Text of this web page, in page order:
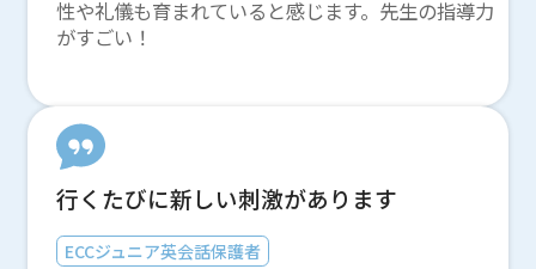
性や礼儀も育まれていると感じます。先生の指導力
がすごい！
行くたびに新しい刺激があります
ECCジュニア英会話保護者